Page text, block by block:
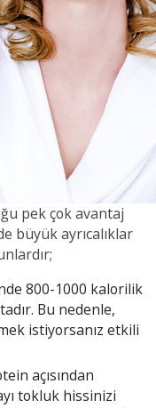
pek çok avantaj
büyük ayrıcalıklar
800-1000 kalorilik
Bu nedenle,
istiyorsanız etkili
açısından
tokluk hissinizi